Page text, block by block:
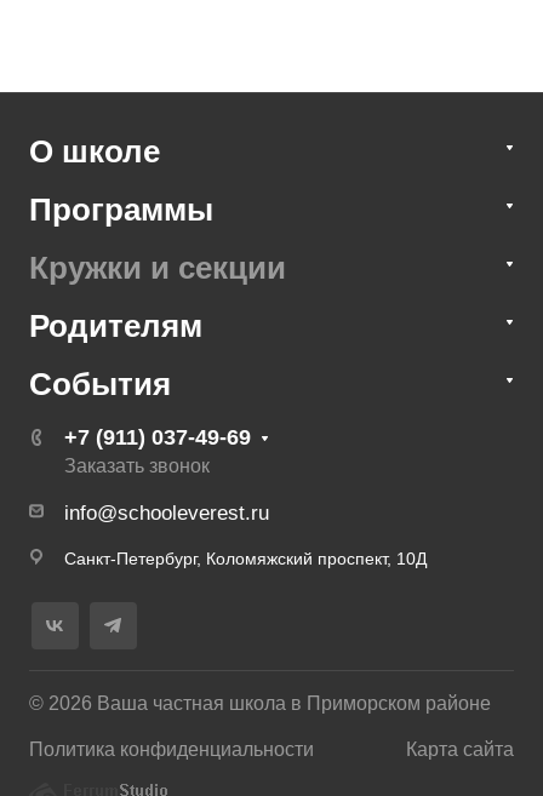
О школе
Программы
Кружки и секции
Родителям
События
+7 (911) 037-49-69
Заказать звонок
info@schooleverest.ru
Санкт-Петербург, Коломяжский проспект, 10Д
© 2026 Ваша частная школа в Приморском районе
Политика конфиденциальности Карта сайта